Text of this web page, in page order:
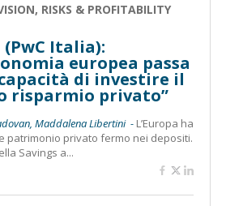
RISKS & PROFITABILITY
(PwC Italia):
europea passa
di investire il
risparmio privato”
Maddalena Libertini - L’Europa ha
patrimonio privato fermo nei depositi.
Savings a...